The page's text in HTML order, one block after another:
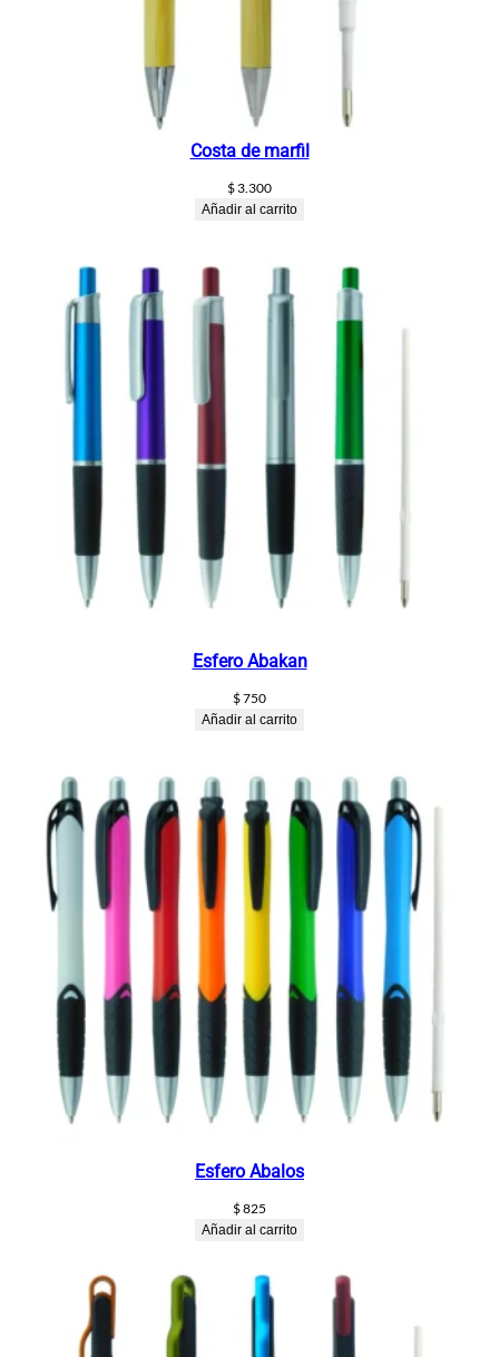
Costa de marfil
$3.300
Añadir al carrito
Esfero Abakan
$750
Añadir al carrito
Esfero Abalos
$825
Añadir al carrito